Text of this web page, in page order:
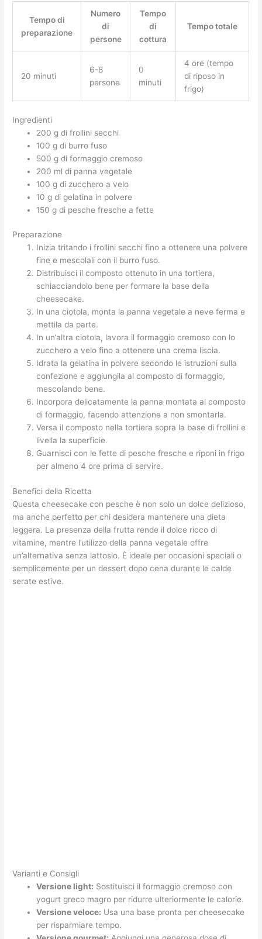
Tempo di
preparazione
Numero
di
persone
Tempo
di
cottura
Tempo totale
20 minuti
6-8
persone
0
minuti
4 ore (tempo
di riposo in
frigo)
Ingredienti
200 g di frollini secchi
100 g di burro fuso
500 g di formaggio cremoso
200 ml di panna vegetale
100 g di zucchero a velo
10 g di gelatina in polvere
150 g di pesche fresche a fette
Preparazione
Inizia tritando i frollini secchi fino a ottenere una polvere
fine e mescolali con il burro fuso.
Distribuisci il composto ottenuto in una tortiera,
schiacciandolo bene per formare la base della
cheesecake.
In una ciotola, monta la panna vegetale a neve ferma e
mettila da parte.
In un’altra ciotola, lavora il formaggio cremoso con lo
zucchero a velo fino a ottenere una crema liscia.
Idrata la gelatina in polvere secondo le istruzioni sulla
confezione e aggiungila al composto di formaggio,
mescolando bene.
Incorpora delicatamente la panna montata al composto
di formaggio, facendo attenzione a non smontarla.
Versa il composto nella tortiera sopra la base di frollini e
livella la superficie.
Guarnisci con le fette di pesche fresche e riponi in frigo
per almeno 4 ore prima di servire.
Benefici della Ricetta
Questa cheesecake con pesche è non solo un dolce delizioso,
ma anche perfetto per chi desidera mantenere una dieta
leggera. La presenza della frutta rende il dolce ricco di
vitamine, mentre l’utilizzo della panna vegetale offre
un’alternativa senza lattosio. È ideale per occasioni speciali o
semplicemente per un dessert dopo cena durante le calde
serate estive.
Varianti e Consigli
Versione light: Sostituisci il formaggio cremoso con
yogurt greco magro per ridurre ulteriormente le calorie.
Versione veloce: Usa una base pronta per cheesecake
per risparmiare tempo.